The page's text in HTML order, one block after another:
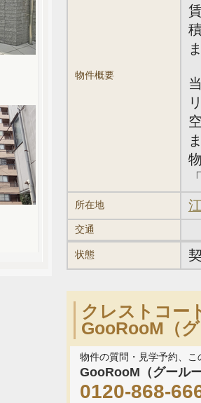
物件概要
所在地
交通
状態
クレストコー
GooRooM（
物件の質問・見学予約、
GooRooM（グール
0120-868-